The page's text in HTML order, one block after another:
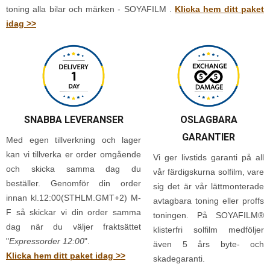
toning alla bilar och märken - SOYAFILM . Klicka hem ditt paket
idag >>
SNABBA LEVERANSER
Med egen tillverkning och lager
kan vi tillverka er order omgående
och skicka samma dag du
beställer. Genomför din order
innan kl.12:00(STHLM.GMT+2) M-
F så skickar vi din order samma
dag när du väljer fraktsättet
"Expressorder 12:00".
Klicka hem ditt paket idag >>
OSLAGBARA
GARANTIER
Vi ger livstids garanti på all
vår färdigskurna solfilm, vare
sig det är vår lättmonterade
avtagbara toning eller proffs
toningen. På SOYAFILM®
klisterfri solfilm medföljer
även 5 års byte- och
skadegaranti.